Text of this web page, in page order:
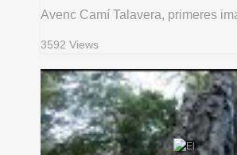
Avenc Camí Talavera, primeres
3592 Views